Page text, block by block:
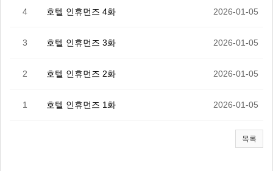
4 호텔 인휴먼즈 4화 2026-01-05
3 호텔 인휴먼즈 3화 2026-01-05
2 호텔 인휴먼즈 2화 2026-01-05
1 호텔 인휴먼즈 1화 2026-01-05
목록